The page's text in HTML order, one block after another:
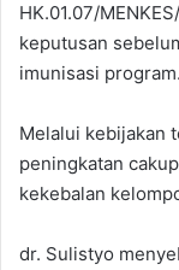
HK.01.07/
keputusan
imunisasi program.
Melalui kebijakan
peningkatan
kekebalan
dr. Sulistyo